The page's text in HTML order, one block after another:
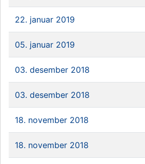
22. januar 2019
05. januar 2019
03. desember 2018
03. desember 2018
18. november 2018
18. november 2018